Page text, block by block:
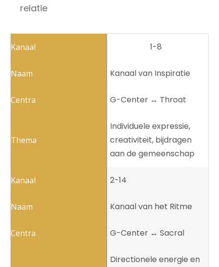
relatie
1-8
Kanaal van Inspiratie
G-Center ↔️ Throat
Individuele expressie,
creativiteit, bijdragen
aan de gemeenschap
2-14
Kanaal van het Ritme
G-Center ↔️ Sacral
Directionele energie en